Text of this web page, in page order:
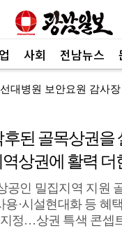
사회 전남뉴스
대병원 보안요원 감사장
암동 음식점 화재
년 SNS 기자단 환경교육
기 상호금융 사업방향
된 골목상권을
상권에 활력 더
공인 밀집지역 지원
용·시설현대화 등 혜
지정…상권 특색 콘셉